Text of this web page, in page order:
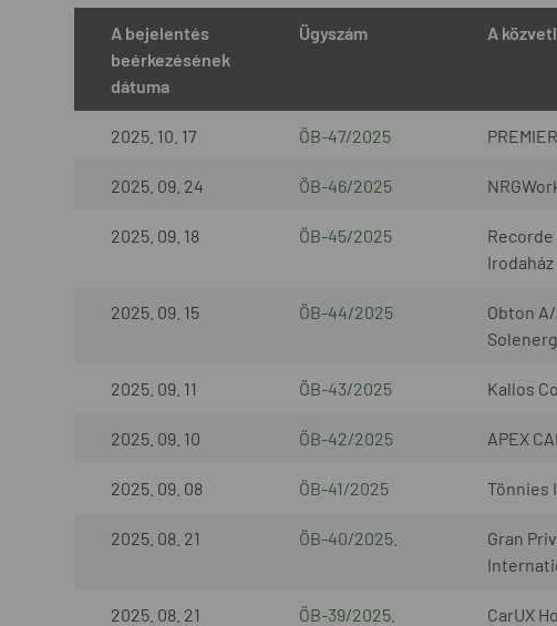
A bejelentés
beérkezésének
dátuma
Ügyszám A
2025. 10. 17 ÖB-47/2025
2025. 09. 24 ÖB-46/2025
2025. 09. 18 ÖB-45/2025
Irodaház
2025. 09. 15 ÖB-44/2025
Obton
2025. 09. 11 ÖB-43/2025 Kallos
2025. 09. 10 ÖB-42/2025 APEX
2025. 09. 08 ÖB-41/2025 Tönnies
2025. 08. 21 ÖB-40/2025.
Gran
2025. 08. 21 ÖB-39/2025. CarUX